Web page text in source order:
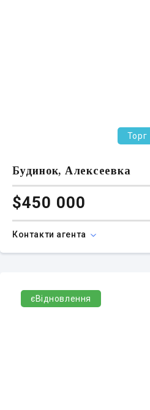
Торг
Будинок, Алексеевка
$450 000
Контакти агента
єВідновлення